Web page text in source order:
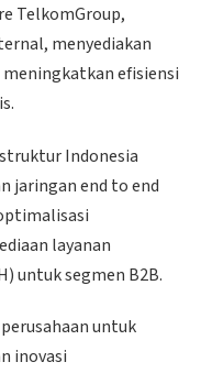
TelkomGroup,
menyediakan
efisiensi
Indonesia
jaringan end to end
layanan
untuk segmen B2B.
untuk
inovasi